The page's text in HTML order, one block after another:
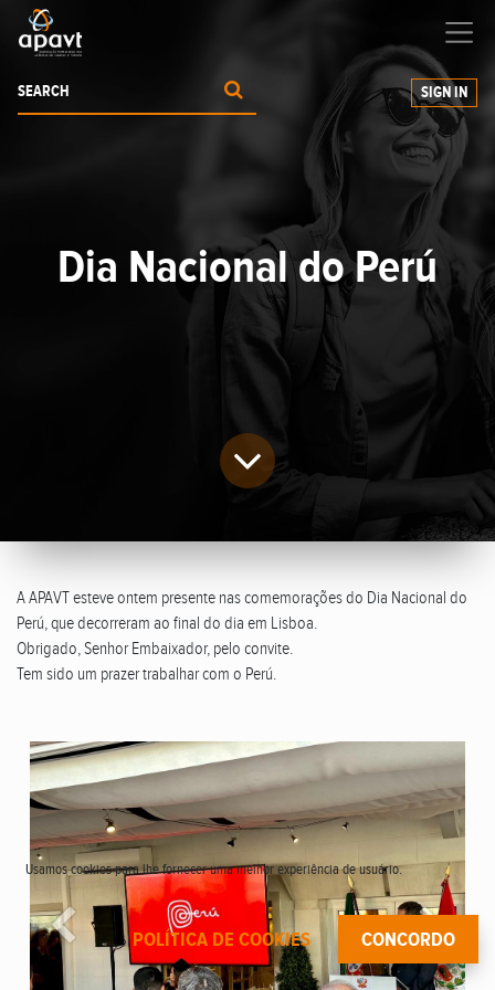
SIGN IN
Dia Nacional do Perú
A APAVT esteve ontem presente nas comemorações do Dia Nacional do
Perú, que decorreram ao final do dia em Lisboa.
Obrigado, Senhor Embaixador, pelo convite.
Tem sido um prazer trabalhar com o Perú.
Anterior
Usamos cookies para lhe fornecer uma melhor experiência de usuário.
POLÍTICA DE COOKIES CONCORDO